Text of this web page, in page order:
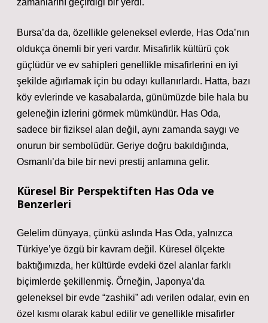
zamanlarını geçirdiği bir yerdi.
Bursa’da da, özellikle geleneksel evlerde, Has Oda’nın
oldukça önemli bir yeri vardır. Misafirlik kültürü çok
güçlüdür ve ev sahipleri genellikle misafirlerini en iyi
şekilde ağırlamak için bu odayı kullanırlardı. Hatta, bazı
köy evlerinde ve kasabalarda, günümüzde bile hala bu
geleneğin izlerini görmek mümkündür. Has Oda,
sadece bir fiziksel alan değil, aynı zamanda saygı ve
onurun bir sembolüdür. Geriye doğru bakıldığında,
Osmanlı’da bile bir nevi prestij anlamına gelir.
Küresel Bir Perspektiften Has Oda ve
Benzerleri
Gelelim dünyaya, çünkü aslında Has Oda, yalnızca
Türkiye’ye özgü bir kavram değil. Küresel ölçekte
baktığımızda, her kültürde evdeki özel alanlar farklı
biçimlerde şekillenmiş. Örneğin, Japonya’da
geleneksel bir evde “zashiki” adı verilen odalar, evin en
özel kısmı olarak kabul edilir ve genellikle misafirler